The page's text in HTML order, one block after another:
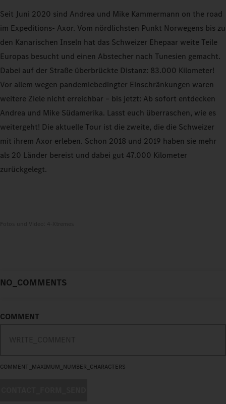
Seit Juni 2020 sind Andrea und Mike Kammermann on the road
im Expeditions‑ Axor. Vom nördlichsten Punkt Norwegens bis zu
den Kanarischen Inseln hat das Schweizer Ehepaar weite Teile
Europas besucht und einen Abstecher nach Tunesien gemacht.
Dabei auf der Straße überbrückte Distanz: 83.000 Kilometer!
Vor allem wegen pandemiebedingter Einschränkungen waren
weitere Ziele nicht erreichbar – bis jetzt: Ab sofort entdecken
Andrea und Mike Südamerika. Lasst euch überraschen, wie es
weitergeht! Die aktuelle Tour ist die zweite, die die Schweizer
mit ihrem Axor erleben. Schon 2018 und 2019 haben sie mehr
als 20 Länder bereist und dabei gut 47.000 Kilometer
zurückgelegt.
NO_COMMENTS
COMMENT
COMMENT_MAXIMUM_NUMBER_CHARACTERS